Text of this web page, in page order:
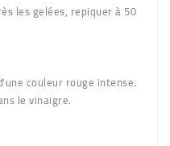
les gelées, repiquer à 50
couleur rouge intense.
le vinaigre.